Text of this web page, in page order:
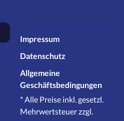
Impressum
Datenschutz
Allgemeine
Geschäftsbedingungen
* Alle Preise inkl. gesetzl.
Mehrwertsteuer zzgl.